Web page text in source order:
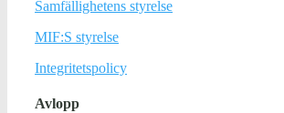
Samfällighetens styrelse
MIF:S styrelse
Integritetspolicy
Avlopp